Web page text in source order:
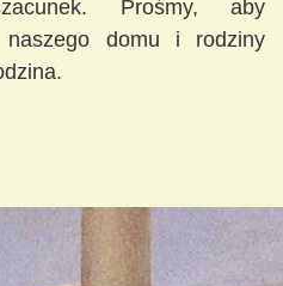
Prośmy, aby
naszego domu i rodziny